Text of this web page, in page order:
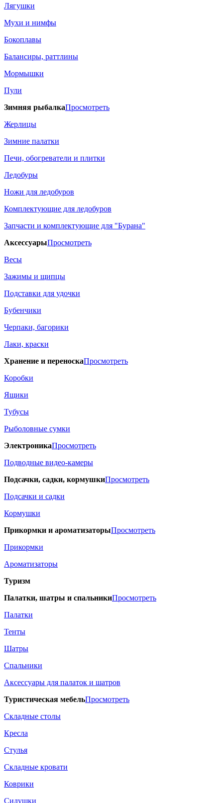
Лягушки
Мухи и нимфы
Бокоплавы
Балансиры, раттлины
Мормышки
Пули
Зимняя рыбалкаПросмотреть
Жерлицы
Зимние палатки
Печи, обогреватели и плитки
Ледобуры
Ножи для ледобуров
Комплектующие для ледобуров
Запчасти и комплектующие для "Бурана"
АксессуарыПросмотреть
Весы
Зажимы и щипцы
Подставки для удочки
Бубенчики
Черпаки, багорики
Лаки, краски
Хранение и переноскаПросмотреть
Коробки
Ящики
Тубусы
Рыболовные сумки
ЭлектроникаПросмотреть
Подводные видео-камеры
Подсачки, садки, кормушкиПросмотреть
Подсачки и садки
Кормушки
Прикормки и ароматизаторыПросмотреть
Прикормки
Ароматизаторы
Туризм
Палатки, шатры и спальникиПросмотреть
Палатки
Тенты
Шатры
Спальники
Аксессуары для палаток и шатров
Туристическая мебельПросмотреть
Складные столы
Кресла
Стулья
Складные кровати
Коврики
Сидушки